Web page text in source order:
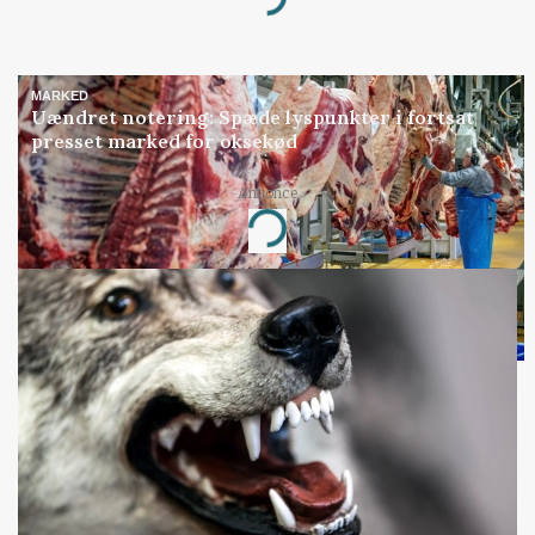
Loading...
MARKED
Uændret notering: Spæde lyspunkter i fortsat
presset marked for oksekød
Annonce
Loading...